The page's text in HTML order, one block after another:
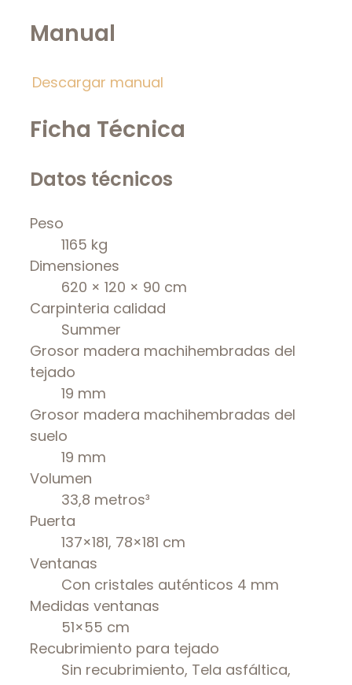
Manual
Descargar manual
Ficha Técnica
Datos técnicos
Peso
1165 kg
Dimensiones
620 × 120 × 90 cm
Carpinteria calidad
Summer
Grosor madera machihembradas del
tejado
19 mm
Grosor madera machihembradas del
suelo
19 mm
Volumen
33,8 metros³
Puerta
137×181, 78×181 cm
Ventanas
Con cristales auténticos 4 mm
Medidas ventanas
51×55 cm
Recubrimiento para tejado
Sin recubrimiento, Tela asfáltica,